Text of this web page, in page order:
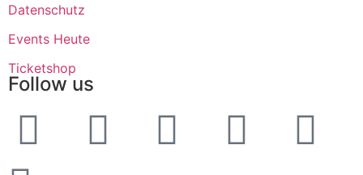
Datenschutz
Events Heute
Ticketshop
Follow us